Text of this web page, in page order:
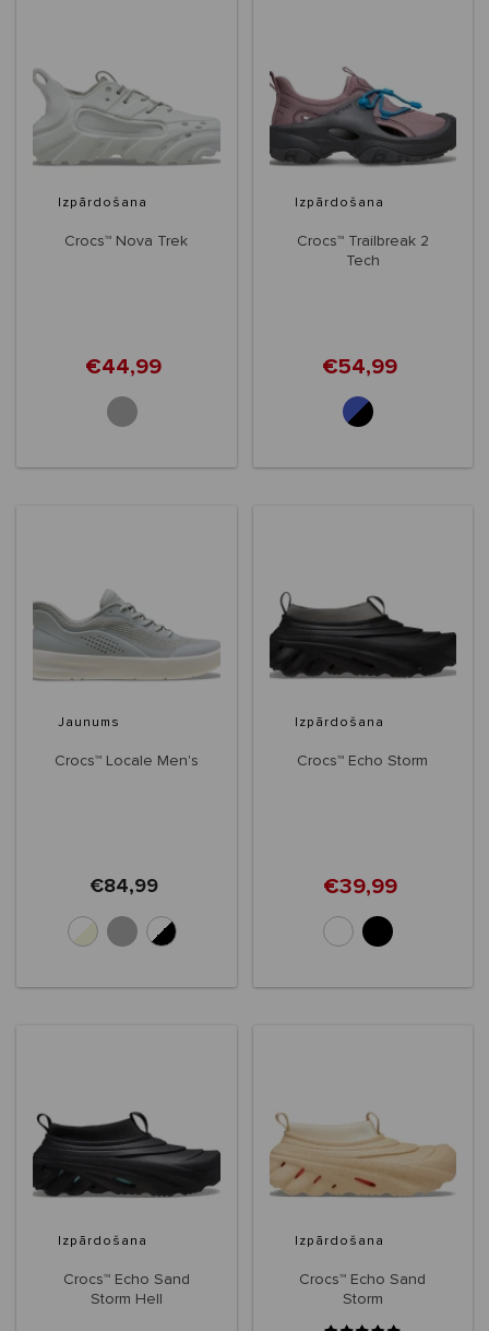
Izpārdošana
Crocs™ Nova Trek
€44,99
Izpārdošana
Crocs™ Trailbreak 2
Tech
€54,99
Jaunums
Crocs™ Locale Men's
€84,99
Izpārdošana
Crocs™ Echo Storm
€39,99
Izpārdošana
Crocs™ Echo Sand
Storm Hell
Izpārdošana
Crocs™ Echo Sand
Storm